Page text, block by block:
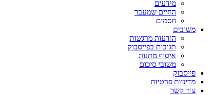
מידעים
החיים שמעבר
חסמים
משובים
הודעות מרגשות
תגובות בפייסבוק
איסוף מתנות
משובי סיכום
פייסבוק
מדיניות פרטיות
צור קשר